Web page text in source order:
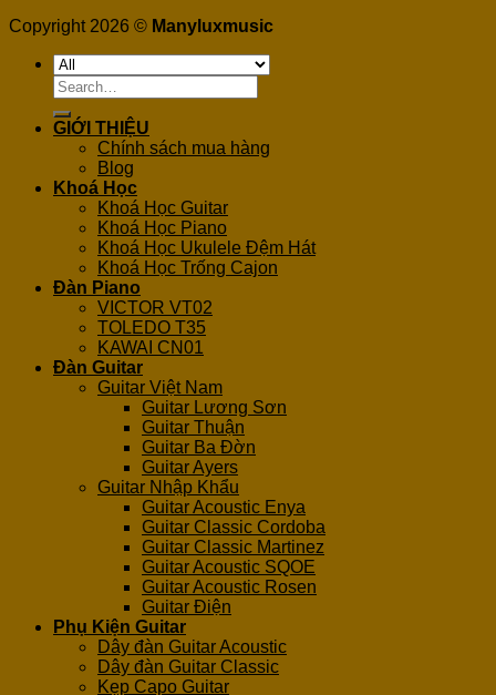
Copyright 2026 © Manyluxmusic
Search
for:
GIỚI THIỆU
Chính sách mua hàng
Blog
Khoá Học
Khoá Học Guitar
Khoá Học Piano
Khoá Học Ukulele Đệm Hát
Khoá Học Trống Cajon
Đàn Piano
VICTOR VT02
TOLEDO T35
KAWAI CN01
Đàn Guitar
Guitar Việt Nam
Guitar Lương Sơn
Guitar Thuận
Guitar Ba Đờn
Guitar Ayers
Guitar Nhập Khẩu
Guitar Acoustic Enya
Guitar Classic Cordoba
Guitar Classic Martinez
Guitar Acoustic SQOE
Guitar Acoustic Rosen
Guitar Điện
Phụ Kiện Guitar
Dây đàn Guitar Acoustic
Dây đàn Guitar Classic
Kẹp Capo Guitar